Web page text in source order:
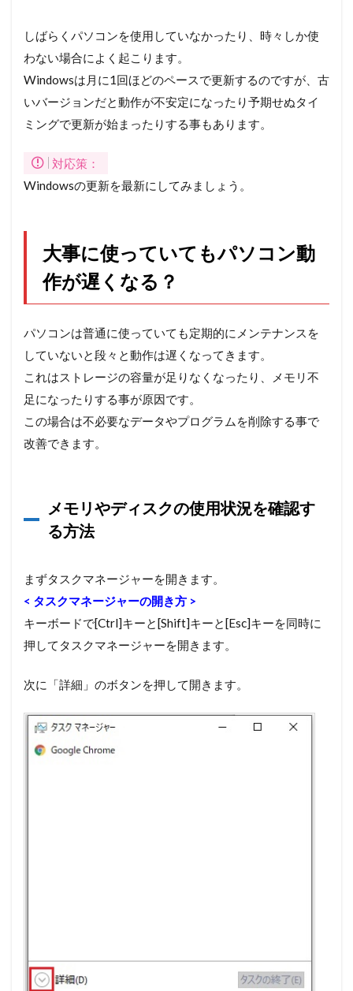
ンア
ップ
しばらくパソコンを使用していなかったり、時々しか使
わない場合によく起こります。
Windowsは月に1回ほどのペースで更新するのですが、古
いバージョンだと動作が不安定になったり予期せぬタイ
ミングで更新が始まったりする事もあります。
対応策：
Windowsの更新を最新にしてみましょう。
大事に使っていてもパソコン動
作が遅くなる？
パソコンは普通に使っていても定期的にメンテナンスを
していないと段々と動作は遅くなってきます。
これはストレージの容量が足りなくなったり、メモリ不
足になったりする事が原因です。
この場合は不必要なデータやプログラムを削除する事で
改善できます。
メモリやディスクの使用状況を確認す
る方法
まずタスクマネージャーを開きます。
< タスクマネージャーの開き方 >
キーボードで[Ctrl]キーと[Shift]キーと[Esc]キーを同時に
押してタスクマネージャーを開きます。
次に「詳細」のボタンを押して開きます。